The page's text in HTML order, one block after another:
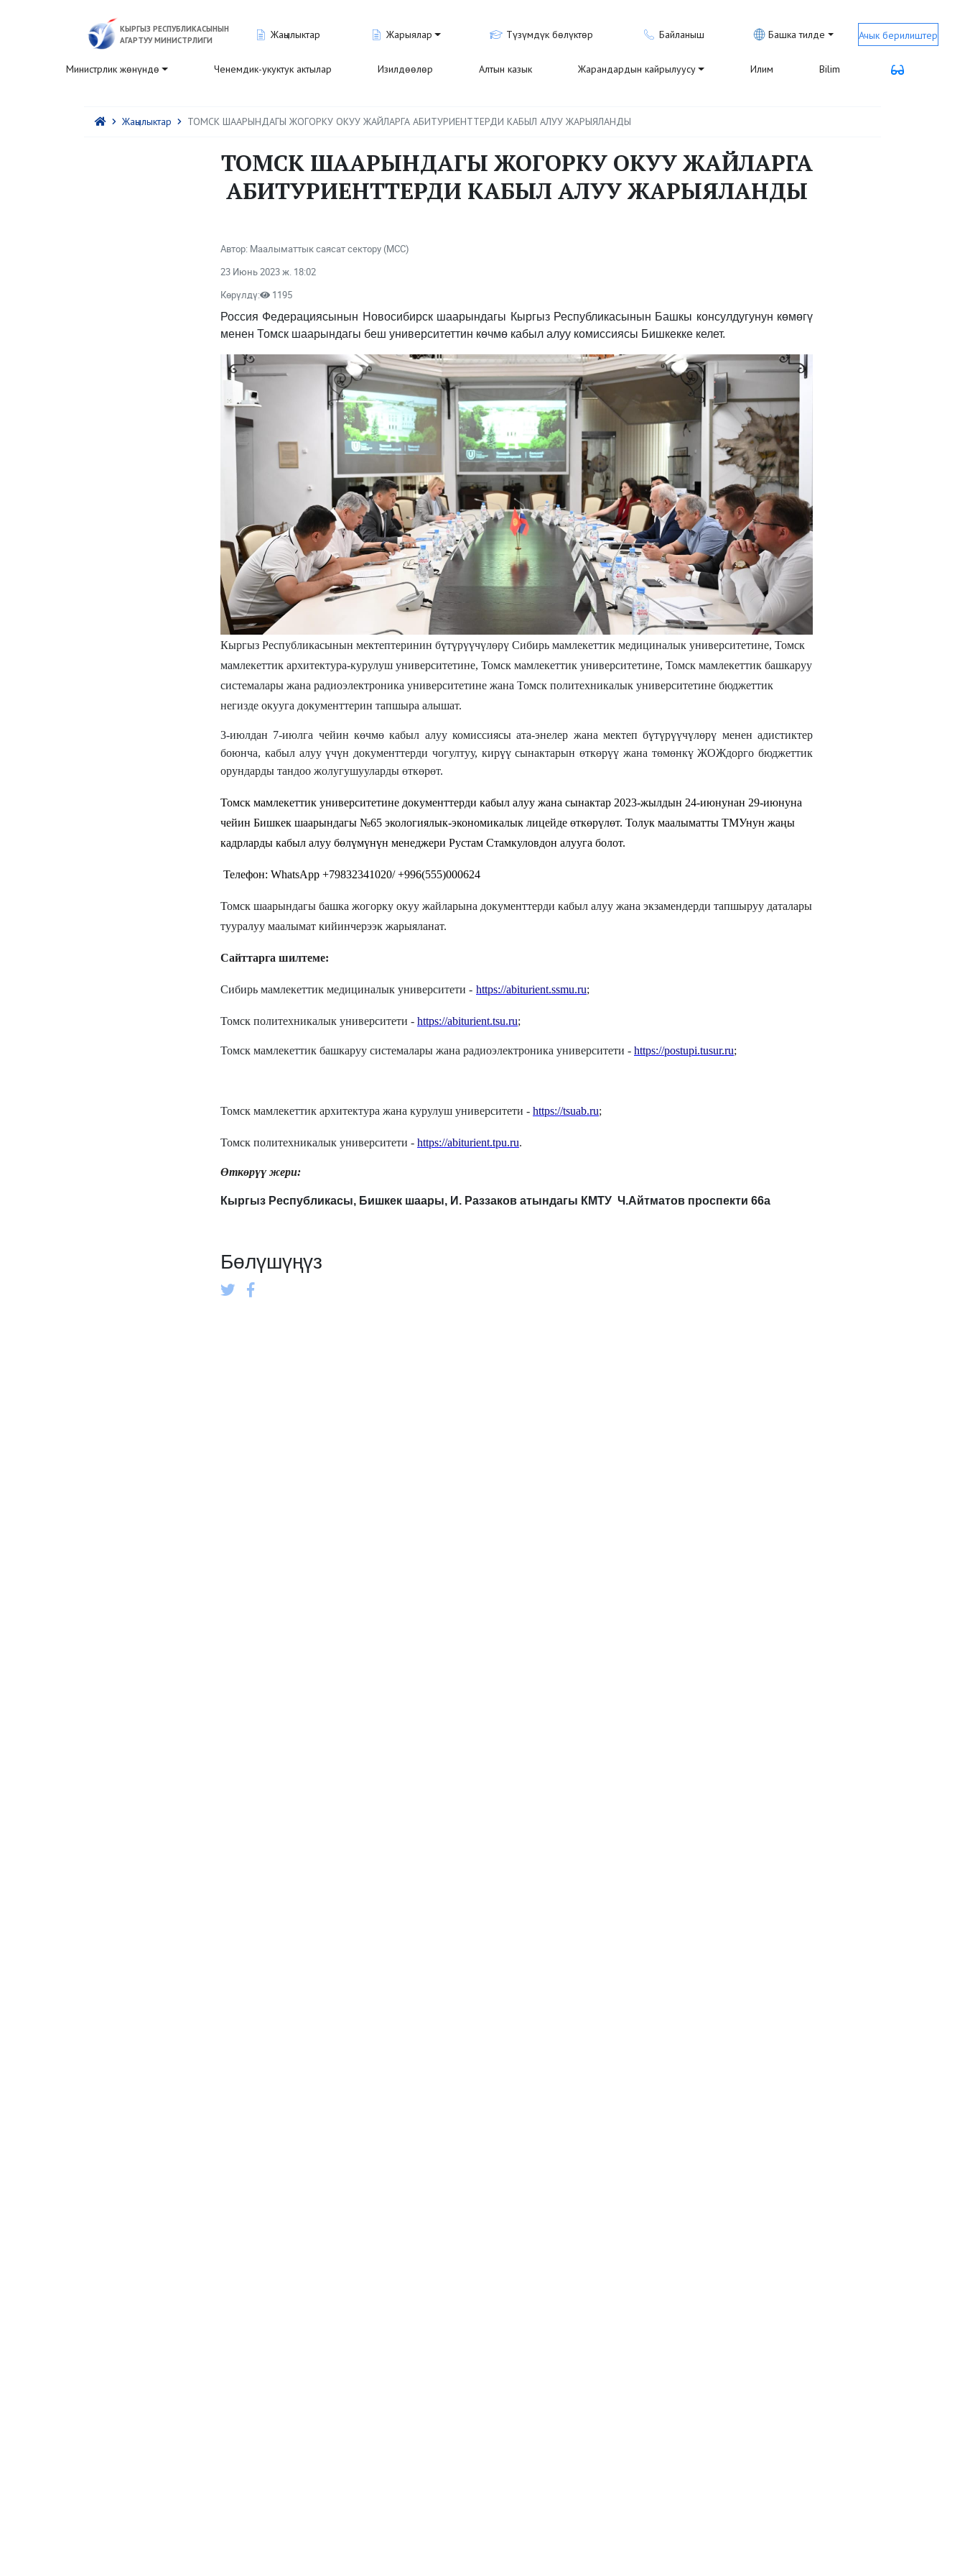
КЫРГЫЗ РЕСПУБЛИКАСЫНЫН
АГАРТУУ МИНИСТРЛИГИ
Жаңылыктар Жарыялар Түзүмдүк бөлүктөр Байланыш Башка тилде Ачык берилиштер
Министрлик жөнүндө Ченемдик-укуктук актылар Изилдөөлөр Алтын казык Жарандардын кайрылуусу Илим Bilim
Жаңылыктар ТОМСК ШААРЫНДАГЫ ЖОГОРКУ ОКУУ ЖАЙЛАРГА АБИТУРИЕНТТЕРДИ КАБЫЛ АЛУУ ЖАРЫЯЛАНДЫ
ТОМСК ШААРЫНДАГЫ ЖОГОРКУ ОКУУ ЖАЙЛАРГА
АБИТУРИЕНТТЕРДИ КАБЫЛ АЛУУ ЖАРЫЯЛАНДЫ
Автор: Маалыматтык саясат сектору (МСС)
23 Июнь 2023 ж. 18:02
Көрүлдү:
1195
Россия Федерациясынын Новосибирск шаарындагы Кыргыз Республикасынын Башкы консулдугунун көмөгү
менен Томск шаарындагы беш университеттин көчмө кабыл алуу комиссиясы Бишкекке келет.
Кыргыз Республикасынын мектептеринин бүтүрүүчүлөрү Сибирь мамлекеттик медициналык университетине, Томск
мамлекеттик архитектура-курулуш университетине, Томск мамлекеттик университетине, Томск мамлекеттик башкаруу
системалары жана радиоэлектроника университетине жана Томск политехникалык университетине бюджеттик
негизде окууга документтерин тапшыра алышат.
3-июлдан 7-июлга чейин көчмө кабыл алуу комиссиясы ата-энелер жана мектеп бүтүрүүчүлөрү менен адистиктер
боюнча, кабыл алуу үчүн документтерди чогултуу, кирүү сынактарын өткөрүү жана төмөнкү ЖОЖдорго бюджеттик
орундарды тандоо жолугушууларды өткөрөт.
Томск мамлекеттик университетине документтерди кабыл алуу жана сынактар ​​2023-жылдын 24-июнунан 29-июнуна
чейин Бишкек шаарындагы №65 экологиялык-экономикалык лицейде өткөрүлөт. Толук маалыматты ТМУнун жаңы
кадрларды кабыл алуу бөлүмүнүн менеджери Рустам Стамкуловдон алууга болот.
Телефон: WhatsApp +79832341020/ +996(555)000624
Томск шаарындагы башка жогорку окуу жайларына документтерди кабыл алуу жана экзамендерди тапшыруу даталары
тууралуу маалымат кийинчерээк жарыяланат.
Сайттарга шилтеме:
Сибирь мамлекеттик медициналык университети - https://abiturient.ssmu.ru;
Томск политехникалык университети - https://abiturient.tsu.ru;
Томск мамлекеттик башкаруу системалары жана радиоэлектроника университети - https://postupi.tusur.ru;
Томск мамлекеттик архитектура жана курулуш университети - https://tsuab.ru;
Томск политехникалык университети - https://abiturient.tpu.ru.
Өткөрүү жери:
Кыргыз Республикасы, Бишкек шаары, И. Раззаков атындагы КМТУ Ч.Айтматов проспекти 66а
Бөлүшүңүз